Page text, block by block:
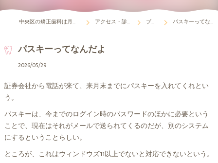
中央区の矯正歯科は月島矯正歯科 アクセス・診療時間 ブログ パスキーってなんだよ
パスキーってなんだよ
2026/05/29
証券会社から電話が来て、来月末までにパスキーを入れてくれとい
う。
パスキーは、今までのログイン時のパスワードのほかに必要という
ことで、現在はそれがメールで送られてくるのだが、別のシステム
にするということらしい。
ところが、これはウィンドウズ11以上でないと対応できないという。